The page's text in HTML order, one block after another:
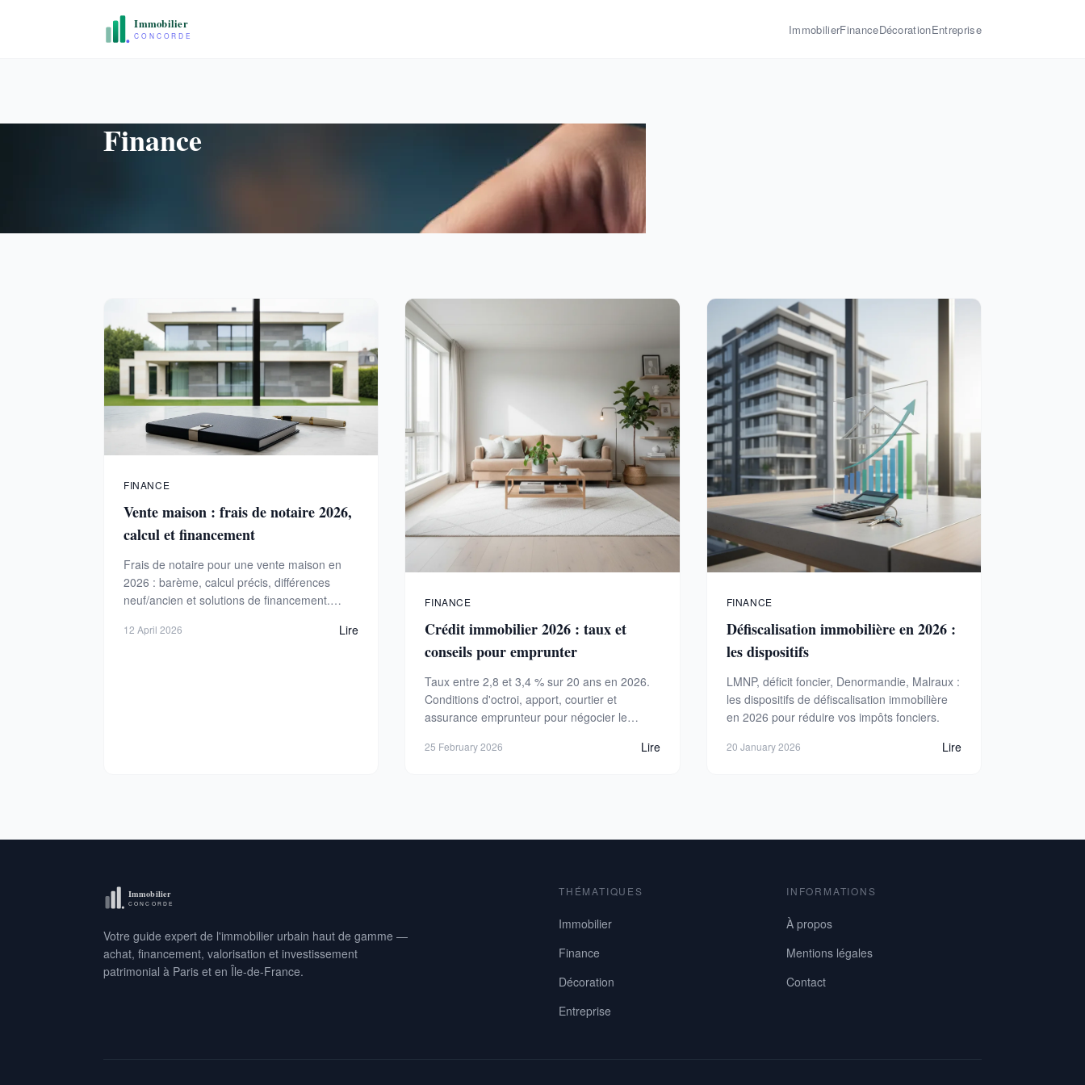
ImmobilierFinanceDécorationEntreprise
Finance
FINANCE
Vente maison : frais de notaire 2026,
calcul et financement
Frais de notaire pour une vente maison en
2026 : barème, calcul précis, différences
neuf/ancien et solutions de financement.
France.
12 April 2026 Lire
FINANCE
Crédit immobilier 2026 : taux et
conseils pour emprunter
Taux entre 2,8 et 3,4 % sur 20 ans en 2026.
Conditions d'octroi, apport, courtier et
assurance emprunteur pour négocier le
25 February 2026 Lire
FINANCE
Défiscalisation immobilière en 2026 :
les dispositifs
LMNP, déficit foncier, Denormandie, Malraux :
les dispositifs de défiscalisation immobilière
en 2026 pour réduire vos impôts fonciers.
20 January 2026 Lire
Votre guide expert de l'immobilier urbain haut de gamme —
achat, financement, valorisation et investissement
patrimonial à Paris et en Île-de-France.
THÉMATIQUES
Immobilier
Finance
Décoration
Entreprise
INFORMATIONS
À propos
Mentions légales
Contact